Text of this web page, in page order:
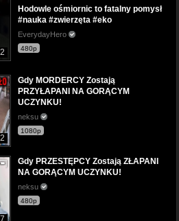
Hodowle ośmiornic to fatalny pomysł
#nauka #zwierzęta #eko
EverydayHero
480p
Gdy MORDERCY Zostają
PRZYŁAPANI NA GORĄCYM
UCZYNKU!
neksu
1080p
Gdy PRZESTĘPCY Zostają ZŁAPANI
NA GORĄCYM UCZYNKU!
neksu
480p